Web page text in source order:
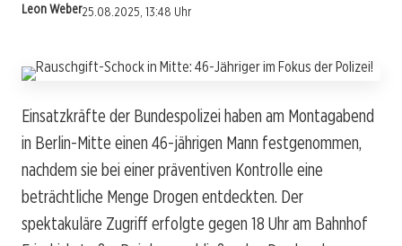
Leon Weber25.08.2025, 13:48 Uhr
Einsatzkräfte der Bundespolizei haben am Montagabend
in Berlin-Mitte einen 46-jährigen Mann festgenommen,
nachdem sie bei einer präventiven Kontrolle eine
beträchtliche Menge Drogen entdeckten. Der
spektakuläre Zugriff erfolgte gegen 18 Uhr am Bahnhof